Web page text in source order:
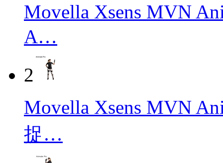
Movella Xsens MVN
A…
2
Movella Xsens MVN
捉…